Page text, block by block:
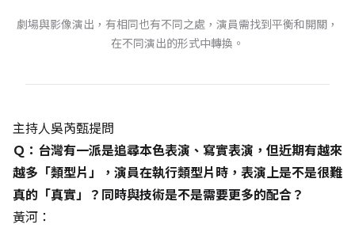
劇場與影像演出，有相同也有不同之處，演員需找到平衡和開關，
在不同演出的形式中轉換。
主持人吳芮甄提問
Ｑ：台灣有一派是追尋本色表演、寫實表演，但近期有越來
越多「類型片」，演員在執行類型片時，表演上是不是很難
真的「真實」？同時與技術是不是需要更多的配合？
黃河：